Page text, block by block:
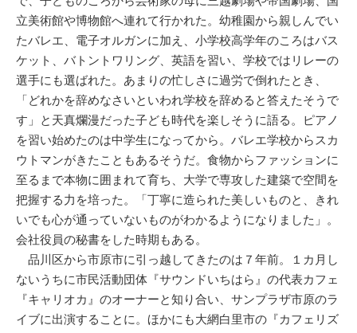
立美術館や博物館へ連れて行かれた。幼稚園から親しんでい
たバレエ、電子オルガンに加え、小学校高学年のころはバス
ケット、バトントワリング、英語を習い、学校ではリレーの
選手にも選ばれた。あまりの忙しさに過労で倒れたとき、
「どれかを辞めなさいといわれ学校を辞めると答えたそうで
す」と天真爛漫だった子ども時代を楽しそうに語る。ピアノ
を習い始めたのは中学生になってから。バレエ学校からスカ
ウトマンがきたこともあるそうだ。食物からファッションに
至るまで本物に囲まれて育ち、大学で専攻した建築で空間を
把握する力を培った。「丁寧に造られた美しいものと、きれ
いでも心が通っていないものがわかるようになりました」。
会社役員の秘書をした時期もある。
品川区から市原市に引っ越してきたのは７年前。１カ月し
ないうちに市民活動団体『サウンドいちはら』の代表カフェ
『キャリオカ』のオーナーと知り合い、サンプラザ市原のラ
イブに出演することに。ほかにも大網白里市の『カフェリズ